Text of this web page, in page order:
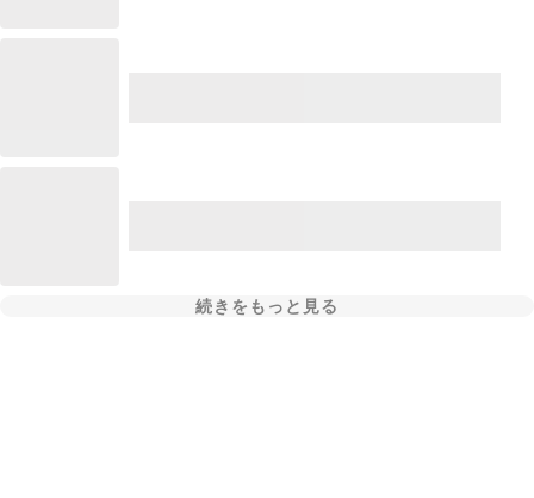
続きをもっと見る